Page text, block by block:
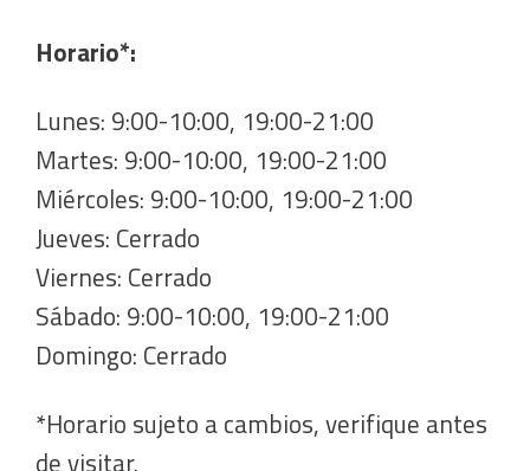
Horario*:
Lunes: 9:00-10:00, 19:00-21:00
Martes: 9:00-10:00, 19:00-21:00
Miércoles: 9:00-10:00, 19:00-21:00
Jueves: Cerrado
Viernes: Cerrado
Sábado: 9:00-10:00, 19:00-21:00
Domingo: Cerrado
*Horario sujeto a cambios, verifique antes
de visitar.